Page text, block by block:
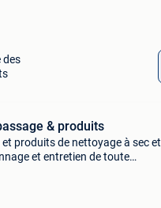
des
& produits
produits de nettoyage à sec et
et entretien de toute